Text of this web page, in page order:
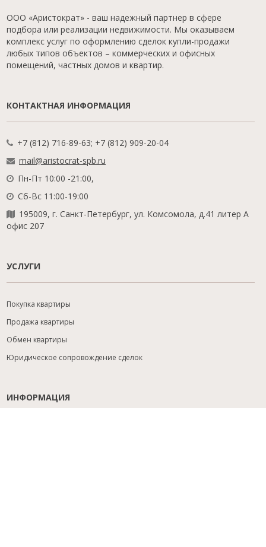
ООО «Аристократ» - ваш надежный партнер в сфере
подбора или реализации недвижимости. Мы оказываем
комплекс услуг по оформлению сделок купли-продажи
любых типов объектов – коммерческих и офисных
помещений, частных домов и квартир.
КОНТАКТНАЯ ИНФОРМАЦИЯ
+7 (812) 716-89-63; +7 (812) 909-20-04
mail@aristocrat-spb.ru
Пн-Пт 10:00 -21:00,
Сб-Вс 11:00-19:00
195009, г. Санкт-Петербург, ул. Комсомола, д.41 литер А
офис 207
УСЛУГИ
Покупка квартиры
Продажа квартиры
Обмен квартиры
Юридическое сопровождение сделок
ИНФОРМАЦИЯ